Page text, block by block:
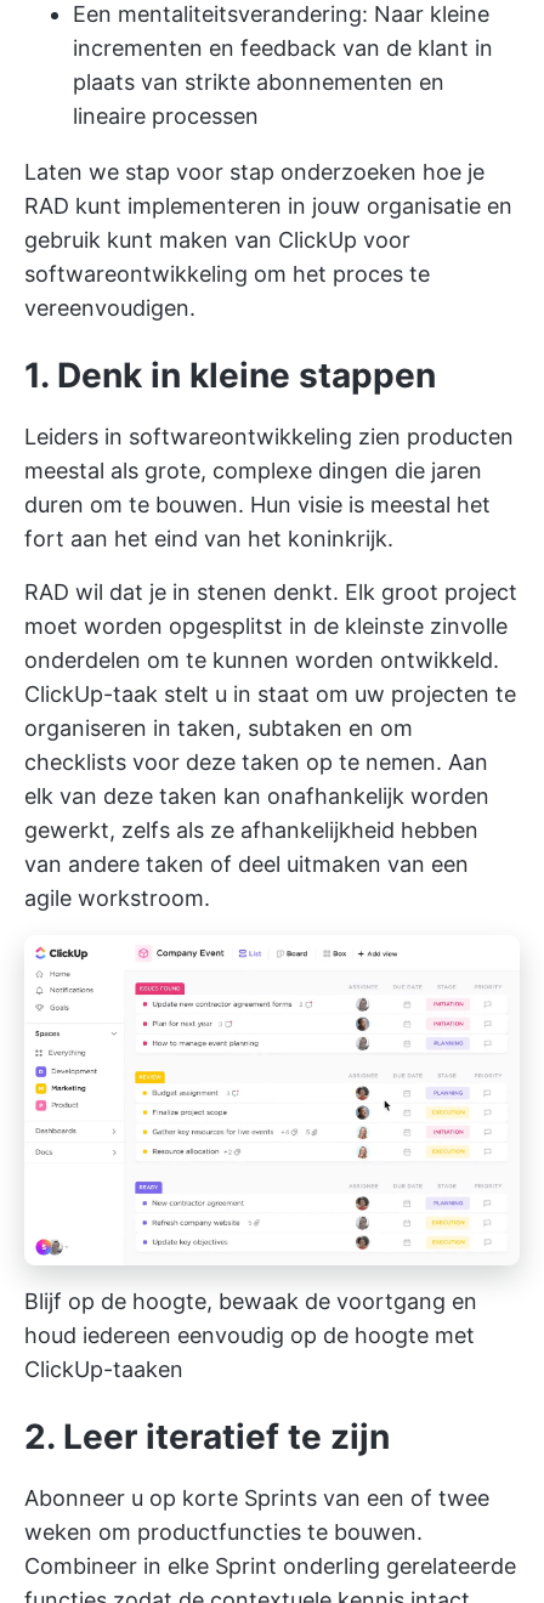
Een mentaliteitsverandering: Naar kleine
incrementen en feedback van de klant in
plaats van strikte abonnementen en
lineaire processen
Laten we stap voor stap onderzoeken hoe je
RAD kunt implementeren in jouw organisatie en
gebruik kunt maken van ClickUp voor
softwareontwikkeling om het proces te
vereenvoudigen.
1. Denk in kleine stappen
Leiders in softwareontwikkeling zien producten
meestal als grote, complexe dingen die jaren
duren om te bouwen. Hun visie is meestal het
fort aan het eind van het koninkrijk.
RAD wil dat je in stenen denkt. Elk groot project
moet worden opgesplitst in de kleinste zinvolle
onderdelen om te kunnen worden ontwikkeld.
ClickUp-taak stelt u in staat om uw projecten te
organiseren in taken, subtaken en om
checklists voor deze taken op te nemen. Aan
elk van deze taken kan onafhankelijk worden
gewerkt, zelfs als ze afhankelijkheid hebben
van andere taken of deel uitmaken van een
agile workstroom.
Blijf op de hoogte, bewaak de voortgang en
houd iedereen eenvoudig op de hoogte met
ClickUp-taaken
2. Leer iteratief te zijn
Abonneer u op korte Sprints van een of twee
weken om productfuncties te bouwen.
Combineer in elke Sprint onderling gerelateerde